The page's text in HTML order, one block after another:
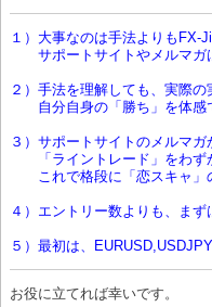
１）大事なのは手法よりもFX-
サポートサイトやメルマガ
２）手法を理解しても、実際
自分自身の「勝ち」を体感
３）サポートサイトのメルマ
「ライントレード」をわず
これで格段に「恋スキャ」
４）エントリー数よりも、まず
５）最初は、
お役に立てれば幸いです。